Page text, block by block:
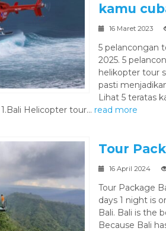
kamu
16 Maret 2023
5 pelancongan
2025. 5
helikopter tour
pasti
Lihat 5 teratas
Helicopter tour... read more
Tour
16 April 2024
Tour Package
days 1 night is
Bali. Bali is the
Because Bali